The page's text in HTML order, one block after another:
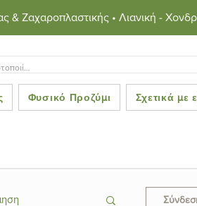
& Ζαχαροπλαστικής • Λιανική -
Φυσικό Προζύμι Σχετικά με